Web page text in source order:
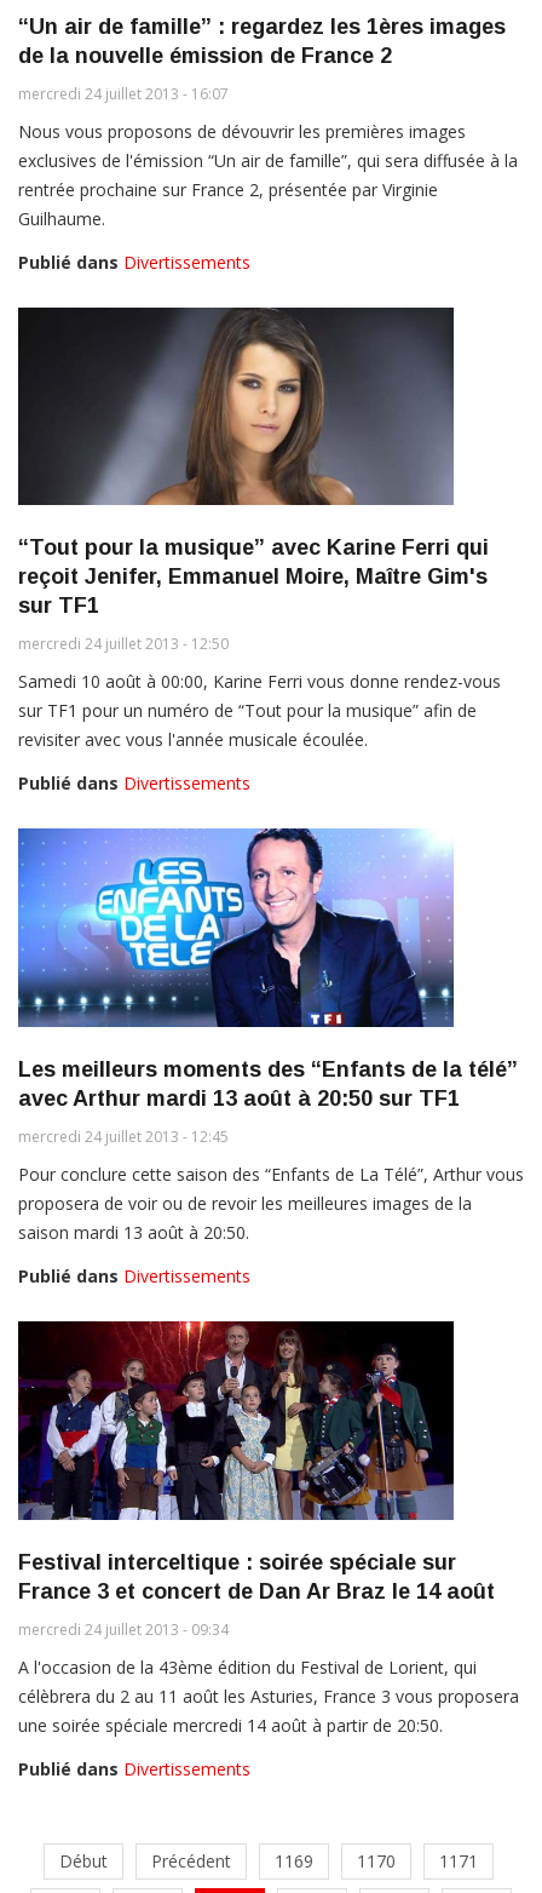
“Un air de famille” : regardez les 1ères images
de la nouvelle émission de France 2
mercredi 24 juillet 2013 - 16:07
Nous vous proposons de dévouvrir les premières images
exclusives de l'émission “Un air de famille”, qui sera diffusée à la
rentrée prochaine sur France 2, présentée par Virginie
Guilhaume.
Publié dans Divertissements
“Tout pour la musique” avec Karine Ferri qui
reçoit Jenifer, Emmanuel Moire, Maître Gim's
sur TF1
mercredi 24 juillet 2013 - 12:50
Samedi 10 août à 00:00, Karine Ferri vous donne rendez-vous
sur TF1 pour un numéro de “Tout pour la musique” afin de
revisiter avec vous l'année musicale écoulée.
Publié dans Divertissements
Les meilleurs moments des “Enfants de la télé”
avec Arthur mardi 13 août à 20:50 sur TF1
mercredi 24 juillet 2013 - 12:45
Pour conclure cette saison des “Enfants de La Télé”, Arthur vous
proposera de voir ou de revoir les meilleures images de la
saison mardi 13 août à 20:50.
Publié dans Divertissements
Festival interceltique : soirée spéciale sur
France 3 et concert de Dan Ar Braz le 14 août
mercredi 24 juillet 2013 - 09:34
A l'occasion de la 43ème édition du Festival de Lorient, qui
célèbrera du 2 au 11 août les Asturies, France 3 vous proposera
une soirée spéciale mercredi 14 août à partir de 20:50.
Publié dans Divertissements
Début Précédent 1169 1170
1171